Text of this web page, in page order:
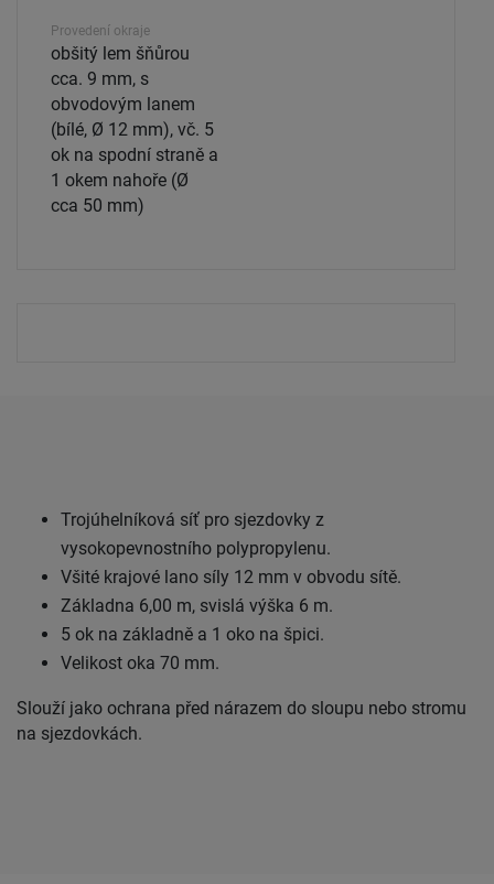
Provedení okraje
obšitý lem šňůrou
cca. 9 mm, s
obvodovým lanem
(bílé, Ø 12 mm), vč. 5
ok na spodní straně a
1 okem nahoře (Ø
cca 50 mm)
Trojúhelníková síť pro sjezdovky z
vysokopevnostního polypropylenu.
Všité krajové lano síly 12 mm v obvodu sítě.
Základna 6,00 m, svislá výška 6 m.
5 ok na základně a 1 oko na špici.
Velikost oka 70 mm.
Slouží jako ochrana před nárazem do sloupu nebo stromu
na sjezdovkách.